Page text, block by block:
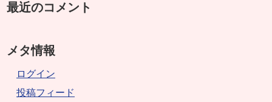
最近のコメント
メタ情報
ログイン
投稿フィード